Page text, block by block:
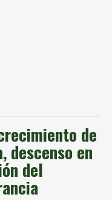
de
descenso en
del